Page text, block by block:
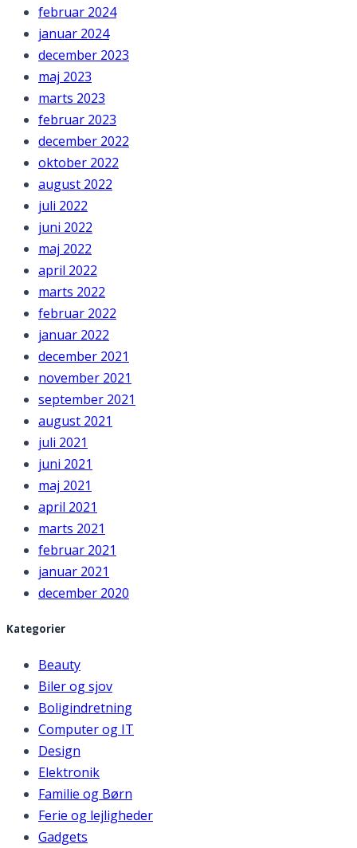
februar 2024
januar 2024
december 2023
maj 2023
marts 2023
februar 2023
december 2022
oktober 2022
august 2022
juli 2022
juni 2022
maj 2022
april 2022
marts 2022
februar 2022
januar 2022
december 2021
november 2021
september 2021
august 2021
juli 2021
juni 2021
maj 2021
april 2021
marts 2021
februar 2021
januar 2021
december 2020
Kategorier
Beauty
Biler og sjov
Boligindretning
Computer og IT
Design
Elektronik
Familie og Børn
Ferie og lejligheder
Gadgets